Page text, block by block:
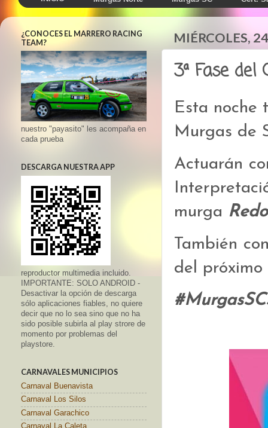
MIÉRCOLES,
3ª Fase
Esta noche
Murgas de
Actuarán
murga
También
del
¿CONOCES EL MARRERO RACING
TEAM?
nuestro "payasito" les acompaña en
cada prueba
DESCARGA NUESTRA APP
reproductor multimedia incluido.
IMPORTANTE: SOLO ANDROID -
Desactivar la opción de descarga
sólo aplicaciones fiables, no quiere
decir que no lo sea sino que no ha
sido posible subirla al play strore de
momento por problemas del
playstore.
CARNAVALES MUNICIPIOS
Carnaval Buenavista
Carnaval Los Silos
Carnaval Garachico
Carnaval La Caleta